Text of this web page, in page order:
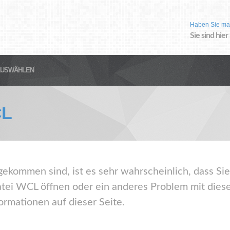
Haben Sie
Sie sind
sind, ist es sehr wahrscheinlich, dass
WCL öffnen oder ein anderes Problem mit
auf dieser Seite.